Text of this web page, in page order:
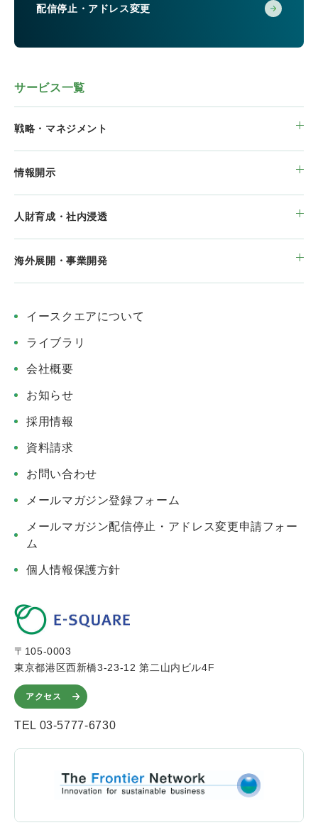
配信停止・アドレス変更
サービス一覧
戦略・マネジメント
情報開示
人財育成・社内浸透
海外展開・事業開発
イースクエアについて
ライブラリ
会社概要
お知らせ
採用情報
資料請求
お問い合わせ
メールマガジン登録フォーム
メールマガジン配信停止・アドレス変更申請フォー
ム
個人情報保護方針
〒105-0003
東京都港区西新橋3-23-12 第二山内ビル4F
アクセス
TEL 03-5777-6730